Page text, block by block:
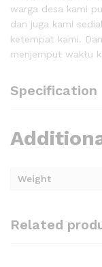
warga desa kami
dan juga kami
ketempat kami.
menjemput waktu
Specification
Weight
Related